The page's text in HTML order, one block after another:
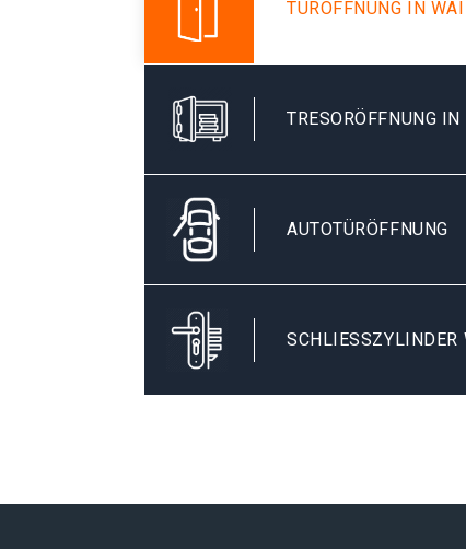
TÜRÖFFNUNG IN
TRESORÖFFNUNG
AUTOTÜRÖFFNUNG
SCHLIESSZYLINDER